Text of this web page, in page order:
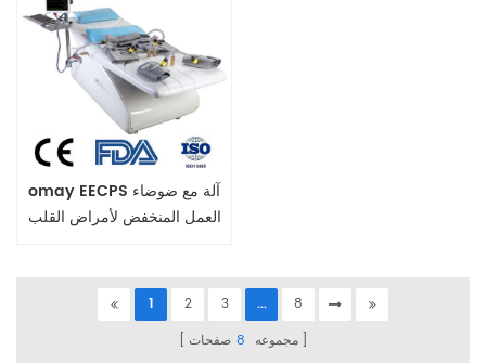
omay EECPS آلة مع ضوضاء
العمل المنخفض لأمراض القلب
1 2 3 ...
8
مجموعه 8 صفحات